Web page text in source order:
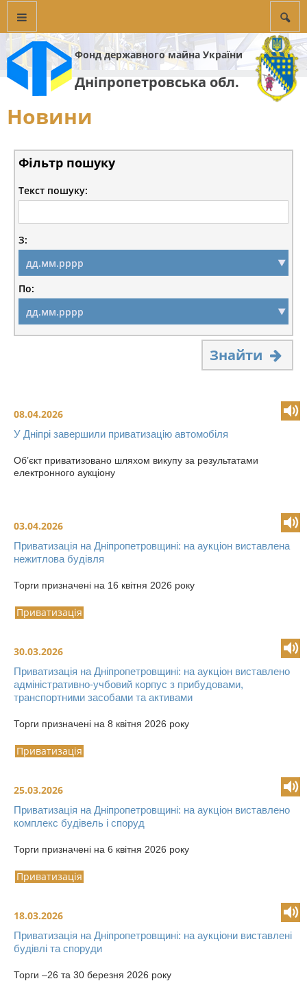
Фонд державного майна України
Дніпропетровська обл.
Новини
Фільтр пошуку
Текст пошуку:
З:
По:
Знайти
08.04.2026
У Дніпрі завершили приватизацію автомобіля
Об’єкт приватизовано шляхом викупу за результатами
електронного аукціону
03.04.2026
Приватизація на Дніпропетровщині: на аукціон виставлена
нежитлова будівля
Торги призначені на 16 квітня 2026 року
Приватизація
30.03.2026
Приватизація на Дніпропетровщині: на аукціон виставлено
адміністративно-учбовий корпус з прибудовами,
транспортними засобами та активами
Торги призначені на 8 квітня 2026 року
Приватизація
25.03.2026
Приватизація на Дніпропетровщині: на аукціон виставлено
комплекс будівель і споруд
Торги призначені на 6 квітня 2026 року
Приватизація
18.03.2026
Приватизація на Дніпропетровщині: на аукціони виставлені
будівлі та споруди
Торги –26 та 30 березня 2026 року